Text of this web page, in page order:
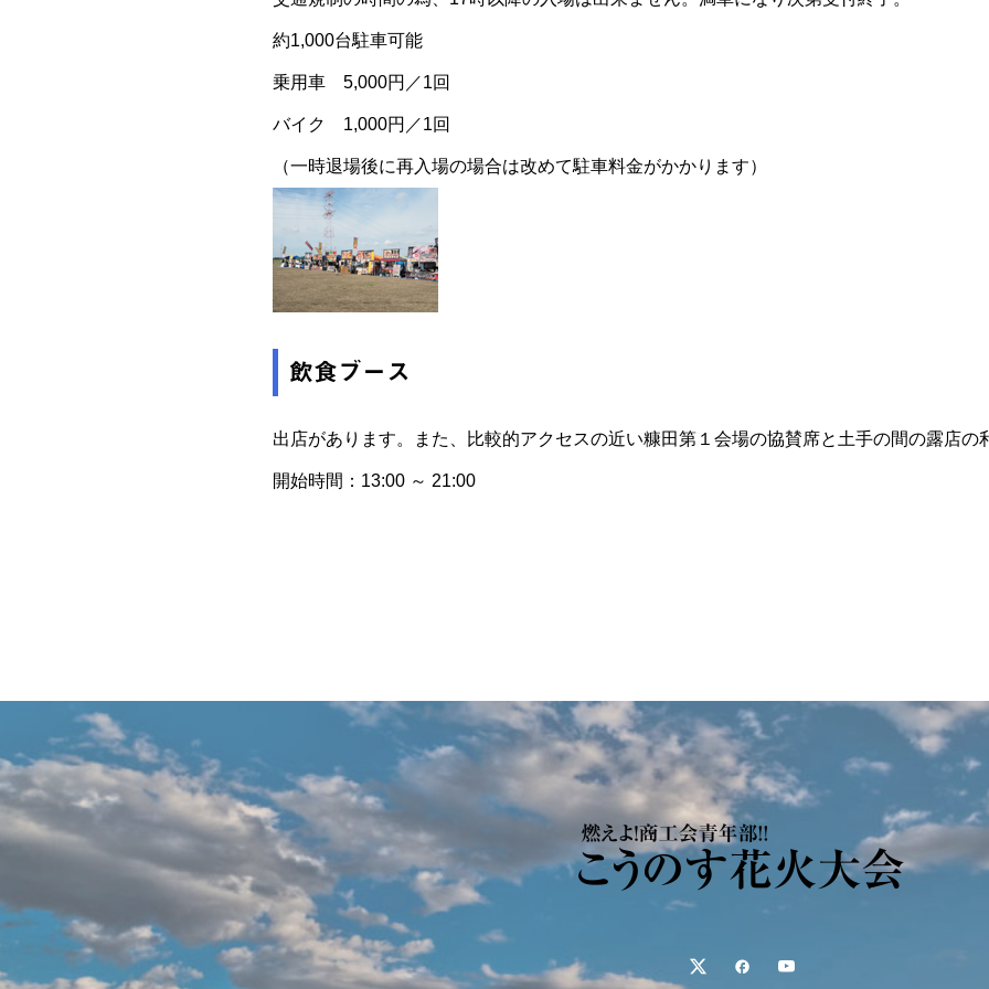
約1,000台駐車可能
乗用車 5,000円／1回
バイク 1,000円／1回
（一時退場後に再入場の場合は改めて駐車料金がかかります）
飲食ブース
出店があります。また、比較的アクセスの近い糠田第１会場の協賛席と土手の間の露店の
開始時間：13:00 ～ 21:00